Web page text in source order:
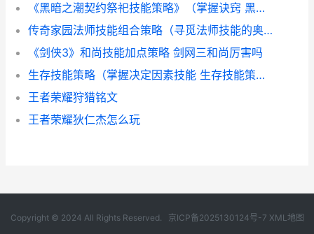
《黑暗之潮契约祭祀技能策略》（掌握诀窍 黑暗之潮契约0.1折
传奇家园法师技能组合策略（寻觅法师技能的奥秘 传奇法师之家
《剑侠3》和尚技能加点策略 剑网三和尚厉害吗
生存技能策略（掌握决定因素技能 生存技能策略是什么
王者荣耀狩猎铭文
王者荣耀狄仁杰怎么玩
Copyright © 2024 All Rights Reserved. 京ICP备2025130124号-7 XML地图